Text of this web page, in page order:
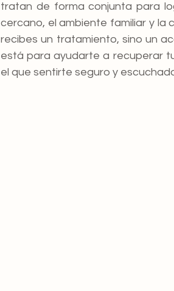
tratan de forma conjunta para
cercano, el ambiente familiar y la
recibes un tratamiento, sino un
está para ayudarte a recuperar
el que sentirte seguro y